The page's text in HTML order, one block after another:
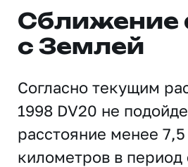
Сближение
с Землей
Согласно текущим
1998 DV20 не
расстояние менее
километров в период